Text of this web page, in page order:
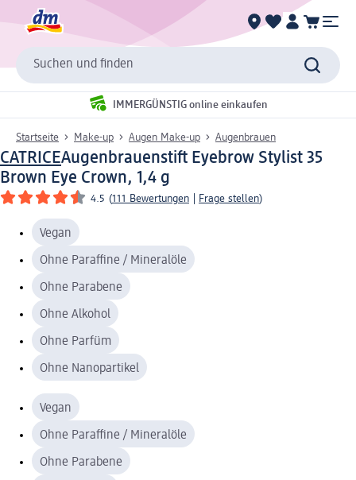
Suchen und finden
IMMERGÜNSTIG online einkaufen
Startseite Make-up Augen Make-up Augenbrauen
CATRICEAugenbrauenstift Eyebrow Stylist 35
Brown Eye Crown, 1,4 g
4.5 (111 Bewertungen Frage stellen)
Vegan
Ohne Paraffine / Mineralöle
Ohne Parabene
Ohne Alkohol
Ohne Parfüm
Ohne Nanopartikel
Vegan
Ohne Paraffine / Mineralöle
Ohne Parabene